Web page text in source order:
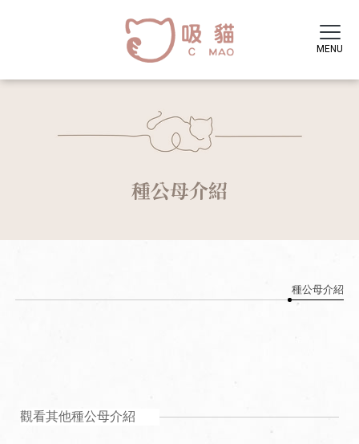
種公母介紹
種公母介紹
觀看其他種公母介紹